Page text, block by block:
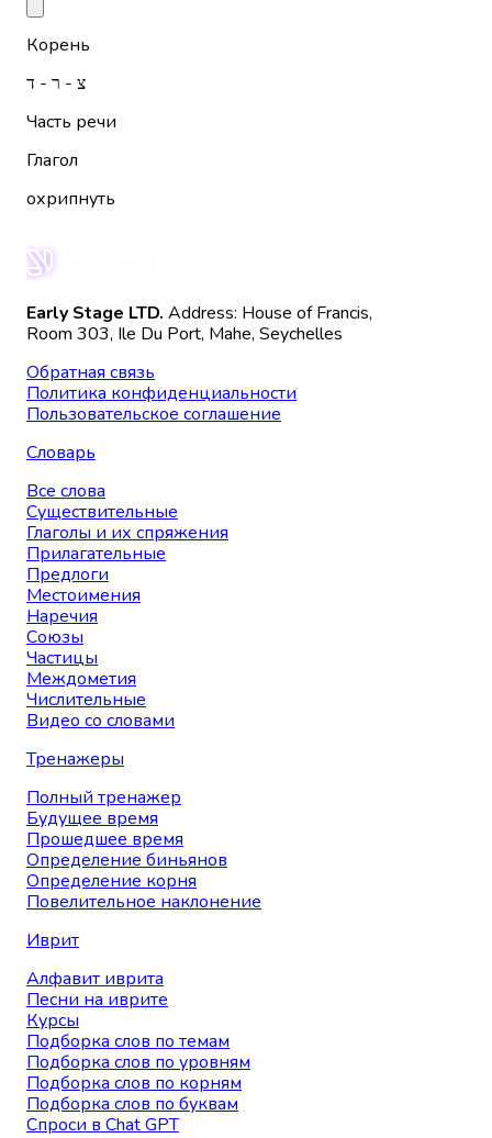
Корень
צ - ר - ד
Часть речи
Глагол
охрипнуть
Early Stage LTD. Address: House of Francis,
Room 303, Ile Du Port, Mahe, Seychelles
Обратная связь
Политика конфиденциальности
Пользовательское соглашение
Словарь
Все слова
Существительные
Глаголы и их спряжения
Прилагательные
Предлоги
Местоимения
Наречия
Союзы
Частицы
Междометия
Числительные
Видео со словами
Тренажеры
Полный тренажер
Будущее время
Прошедшее время
Определение биньянов
Определение корня
Повелительное наклонение
Иврит
Алфавит иврита
Песни на иврите
Курсы
Подборка слов по темам
Подборка слов по уровням
Подборка слов по корням
Подборка слов по буквам
Спроси в Chat GPT